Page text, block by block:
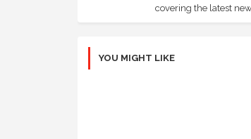
covering the latest
YOU MIGHT LIKE